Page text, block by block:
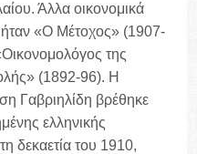
Άλλα οικονομικά
ήταν «Ο Μέτοχος» (1907-
της
(1892-96). Η
Γαβριηλίδη βρέθηκε
ελληνικής
δεκαετία του 1910,